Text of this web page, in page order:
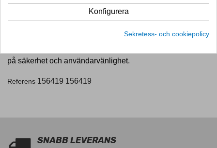
Thule är en svensk tillverkare av takräcken och andra
tillbehör för att underlätta ett aktivt liv. I över 75 år har Thule
på säkerhet och användarvänlighet.
Referens 156419 156419
SNABB LEVERANS
Konfigurera
Sekretess- och cookiepolicy